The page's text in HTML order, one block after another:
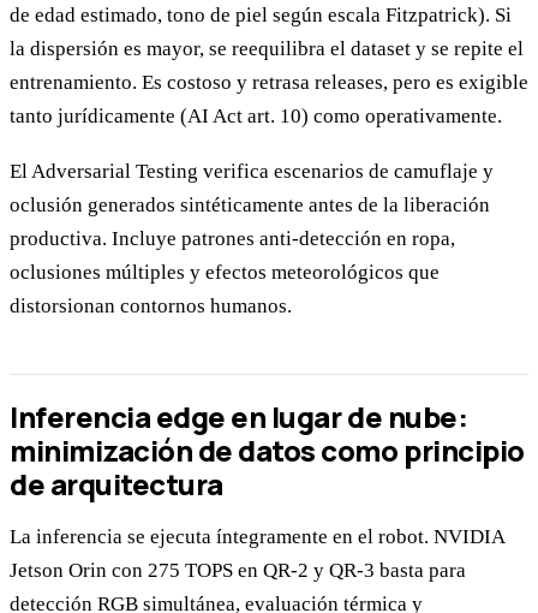
de edad estimado, tono de piel según escala Fitzpatrick). Si
la dispersión es mayor, se reequilibra el dataset y se repite el
entrenamiento. Es costoso y retrasa releases, pero es exigible
tanto jurídicamente (AI Act art. 10) como operativamente.
El Adversarial Testing verifica escenarios de camuflaje y
oclusión generados sintéticamente antes de la liberación
productiva. Incluye patrones anti-detección en ropa,
oclusiones múltiples y efectos meteorológicos que
distorsionan contornos humanos.
Inferencia edge en lugar de nube:
minimización de datos como principio
de arquitectura
La inferencia se ejecuta íntegramente en el robot. NVIDIA
Jetson Orin con 275 TOPS en QR-2 y QR-3 basta para
detección RGB simultánea, evaluación térmica y